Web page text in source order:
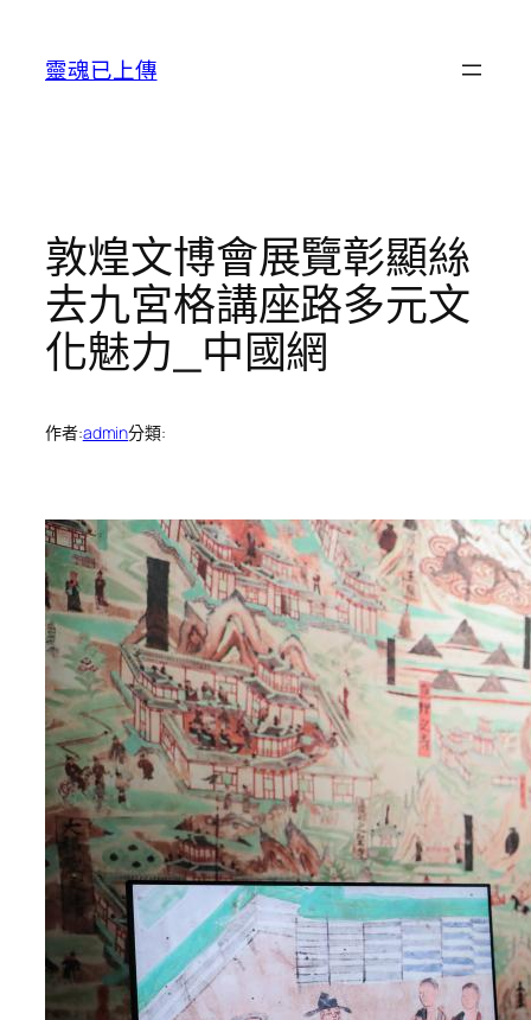
靈魂已上傳
敦煌文博會展覽彰顯絲
去九宮格講座路多元文
化魅力_中國網
作者:admin分類: